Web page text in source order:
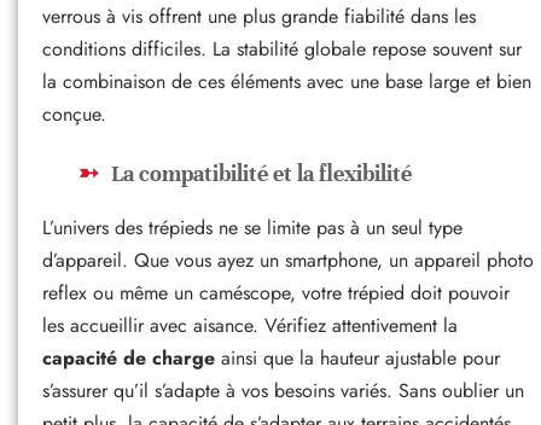
verrous à vis offrent une plus grande fiabilité dans les
conditions difficiles. La stabilité globale repose souvent sur
la combinaison de ces éléments avec une base large et bien
conçue.
La compatibilité et la flexibilité
L’univers des trépieds ne se limite pas à un seul type
d’appareil. Que vous ayez un smartphone, un appareil photo
reflex ou même un caméscope, votre trépied doit pouvoir
les accueillir avec aisance. Vérifiez attentivement la
capacité de charge ainsi que la hauteur ajustable pour
s’assurer qu’il s’adapte à vos besoins variés. Sans oublier un